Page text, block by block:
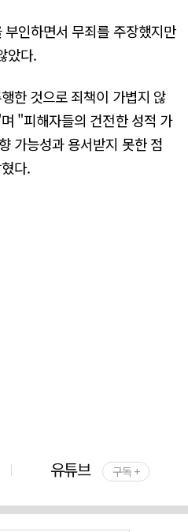
인하면서 무죄를 주장했지만
았다.
한 것으로 죄책이 가볍지 않
"피해자들의 건전한 성적 가
가능성과 용서받지 못한 점
다.
유튜브 구독 +